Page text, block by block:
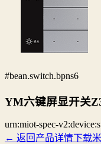
#bean.switch.bpns6
YM六键屏显开关
urn:miot-spec-
← 返回产品详情下载